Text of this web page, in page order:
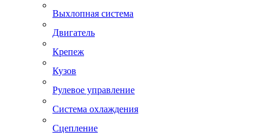
Выхлопная система
Двигатель
Крепеж
Кузов
Рулевое управление
Система охлаждения
Сцепление